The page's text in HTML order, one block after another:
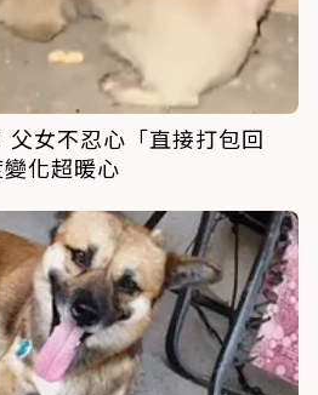
女不忍心「直接打包回
化超暖心